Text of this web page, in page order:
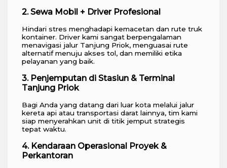
2. Sewa Mobil + Driver Profesional
Hindari stres menghadapi kemacetan dan rute truk
kontainer. Driver kami sangat berpengalaman
menavigasi jalur Tanjung Priok, menguasai rute
alternatif menuju akses tol, dan memiliki etika
pelayanan yang baik.
3. Penjemputan di Stasiun & Terminal
Tanjung Priok
Bagi Anda yang datang dari luar kota melalui jalur
kereta api atau transportasi darat lainnya, tim kami
siap menyerahkan unit di titik jemput strategis
tepat waktu.
4. Kendaraan Operasional Proyek &
Perkantoran